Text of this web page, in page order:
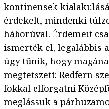
kontinensek
érdekelt, mindenki
háborúval. Érdemeit
ismerték el, legalábbis
úgy tűnik, hogy
megtetszett: Redfern
fokkal elforgatni
meglássuk a